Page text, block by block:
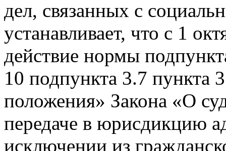
дел, связанных с
устанавливает, что с 1
действие нормы
10 подпункта 3.7 пункта
положения» Закона «О
передаче в юрисдикцию
исключении из